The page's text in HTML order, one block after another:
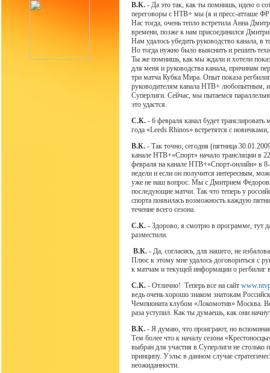
В.К. - Да это так, как ты помнишь, идею о
переговоры с НТВ+ мы (я и пресс-атташе
Нас тогда, очень тепло встретила Анна
времени, позже к нам присоединился
Нам удалось убедить руководство канала,
Но тогда нужно было выяснить и решить
Ты же помнишь, как мы ждали и хотели
для меня и руководства канала, причинам
три матча Кубка Мира. Опыт показа
руководителям канала НТВ+ любопытным, и
Суперлиги. Сейчас, мы пытаемся
это удастся.
С.К. - 6 февраля канал будет
года «Leeds Rhinos» встретятся с
В.К. - Так точно, сегодня (пятница
канале НТВ+«Спорт» начало трансляции в
февраля на канале НТВ+«Спорт-онлайн» в 8-
недели и если он получится интересным,
уже не наш вопрос. Мы с Дмитрием
последующие матчи. Так что теперь у
спорта появилась возможность каждую
течение всего сезона.
С.К. - Здорово, я смотрю в программе, тут
разместили.
В.К. - Да, согласись, для нашего, не
Плюс к этому мне удалось договориться с
к матчам и текущей информации о
С.К. - Отлично! Теперь все на сайт
ведь очень хорошо знаком знатокам
Чемпионата клубом «Локомотив» Москва.
раза уступил. Как ты думаешь, как они
В.К. - Я думаю, что проиграют, но
Тем более что к началу сезона
выбран для участия в Суперлиги не столько
принципу. Уэльс в данном случае
неожиданности.